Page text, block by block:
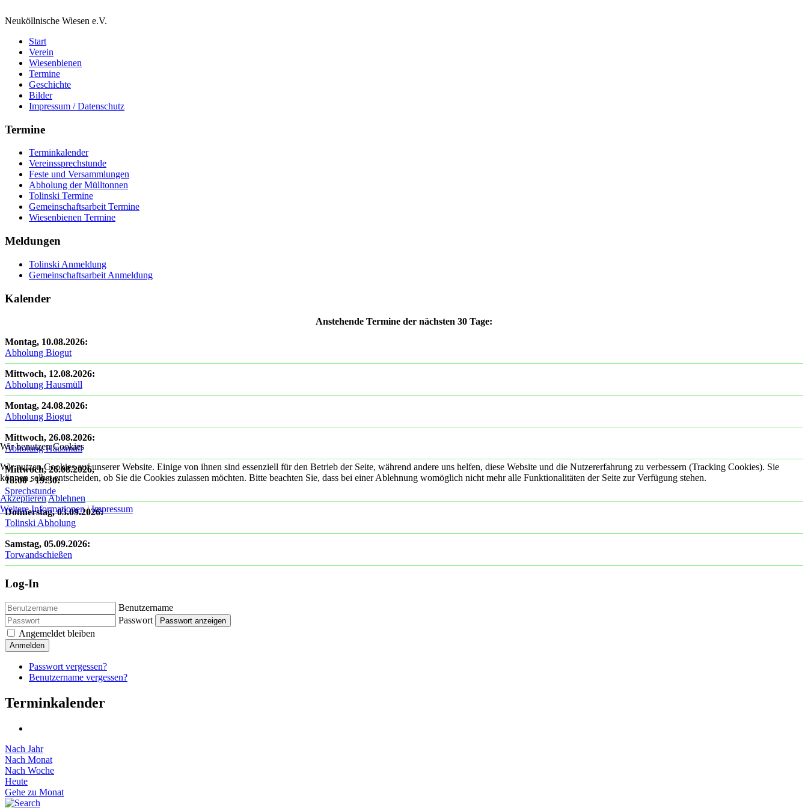
Neuköllnische Wiesen e.V.
Start
Verein
Wiesenbienen
Termine
Geschichte
Bilder
Impressum / Datenschutz
Termine
Terminkalender
Vereinssprechstunde
Feste und Versammlungen
Abholung der Mülltonnen
Tolinski Termine
Gemeinschaftsarbeit Termine
Wiesenbienen Termine
Meldungen
Tolinski Anmeldung
Gemeinschaftsarbeit Anmeldung
Kalender
Anstehende Termine der nächsten 30 Tage:
Montag, 10.08.2026:
Abholung Biogut
Mittwoch, 12.08.2026:
Abholung Hausmüll
Montag, 24.08.2026:
Abholung Biogut
Mittwoch, 26.08.2026:
Abholung Hausmüll
Mittwoch, 26.08.2026,
18:00-19:30:
Sprechstunde
Donnerstag, 03.09.2026:
Tolinski Abholung
Samstag, 05.09.2026:
Torwandschießen
Log-In
Benutzername
Passwort
Passwort anzeigen
Angemeldet bleiben
Anmelden
Passwort vergessen?
Benutzername vergessen?
Terminkalender
Nach Jahr
Nach Monat
Nach Woche
Heute
Gehe zu Monat
Wir benutzen Cookies
Wir nutzen Cookies auf unserer Website. Einige von ihnen sind essenziell für den Betrieb der Seite, während andere uns helfen, diese Website und die Nutzererfahrung zu verbessern (Tracking Cookies). Sie
können selbst entscheiden, ob Sie die Cookies zulassen möchten. Bitte beachten Sie, dass bei einer Ablehnung womöglich nicht mehr alle Funktionalitäten der Seite zur Verfügung stehen.
AkzeptierenAblehnen
Weitere Informationen|Impressum